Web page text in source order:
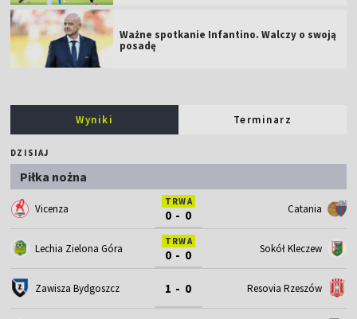
Ważne spotkanie Infantino. Walczy o swoją
posadę
Wyniki Terminarz
DZISIAJ
Piłka nożna
Vicenza
TRWA
0 - 0 Catania
Lechia Zielona Góra
TRWA
0 - 0 Sokół Kleczew
Zawisza Bydgoszcz 1 - 0 Resovia Rzeszów